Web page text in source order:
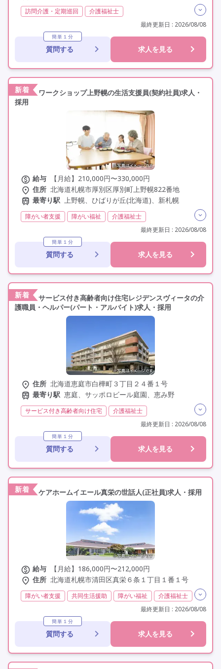
訪問介護・定期巡回
介護福祉士
初任者研修(ヘルパー2級)
残業月20時間以内 常勤
社会保険完備
交通費支給
学歴不問
定年なし
最終更新日 : 2026/08/08
簡単１分
質問する 求人を見る
新着
ワークショップ上野幌の生活支援員(契約社員)求人・
採用
給与
【月給】210,000円〜330,000円
住所 北海道札幌市厚別区厚別町上野幌822番地
最寄り駅 上野幌、ひばりが丘(北海道)、新札幌
障がい者支援 障がい福祉
介護福祉士
初任者研修(ヘルパー2級)
夜勤なし 残業月20時間以内
残業ほぼなし
社会保険完備 交通費支給
学歴不問
車通勤可 駅近
最終更新日 : 2026/08/08
簡単１分
質問する 求人を見る
新着
サービス付き高齢者向け住宅レジデンスヴィータの介
護職員・ヘルパー(パート・アルバイト)求人・採用
住所 北海道恵庭市白樺町３丁目２４番１号
最寄り駅 恵庭、サッポロビール庭園、恵み野
サービス付き高齢者向け住宅
介護福祉士
初任者研修(ヘルパー2級)
学歴不問
最終更新日 : 2026/08/08
簡単１分
質問する 求人を見る
新着 ケアホームイエール真栄の世話人(正社員)求人・採用
給与
【月給】186,000円〜212,000円
住所 北海道札幌市清田区真栄６条１丁目１番１号
障がい者支援 共同生活援助 障がい福祉
介護福祉士
初任者研修(ヘルパー2級)
夜勤専従 残業月20時間以内
残業ほぼなし
社会保険完備 交通費支給
年間休日110日以上
定年60歳以上
車通勤可
駅近
最終更新日 : 2026/08/08
簡単１分
質問する 求人を見る